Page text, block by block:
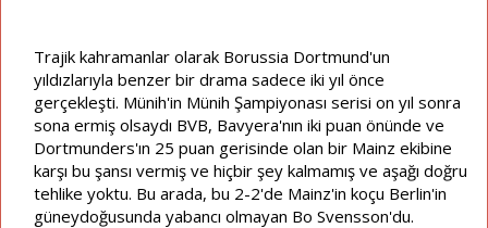
Trajik kahramanlar olarak Borussia Dortmund'un
yıldızlarıyla benzer bir drama sadece iki yıl önce
gerçekleşti. Münih'in Münih Şampiyonası serisi on yıl sonra
sona ermiş olsaydı BVB, Bavyera'nın iki puan önünde ve
Dortmunders'ın 25 puan gerisinde olan bir Mainz ekibine
karşı bu şansı vermiş ve hiçbir şey kalmamış ve aşağı doğru
tehlike yoktu. Bu arada, bu 2-2'de Mainz'in koçu Berlin'in
güneydoğusunda yabancı olmayan Bo Svensson'du.